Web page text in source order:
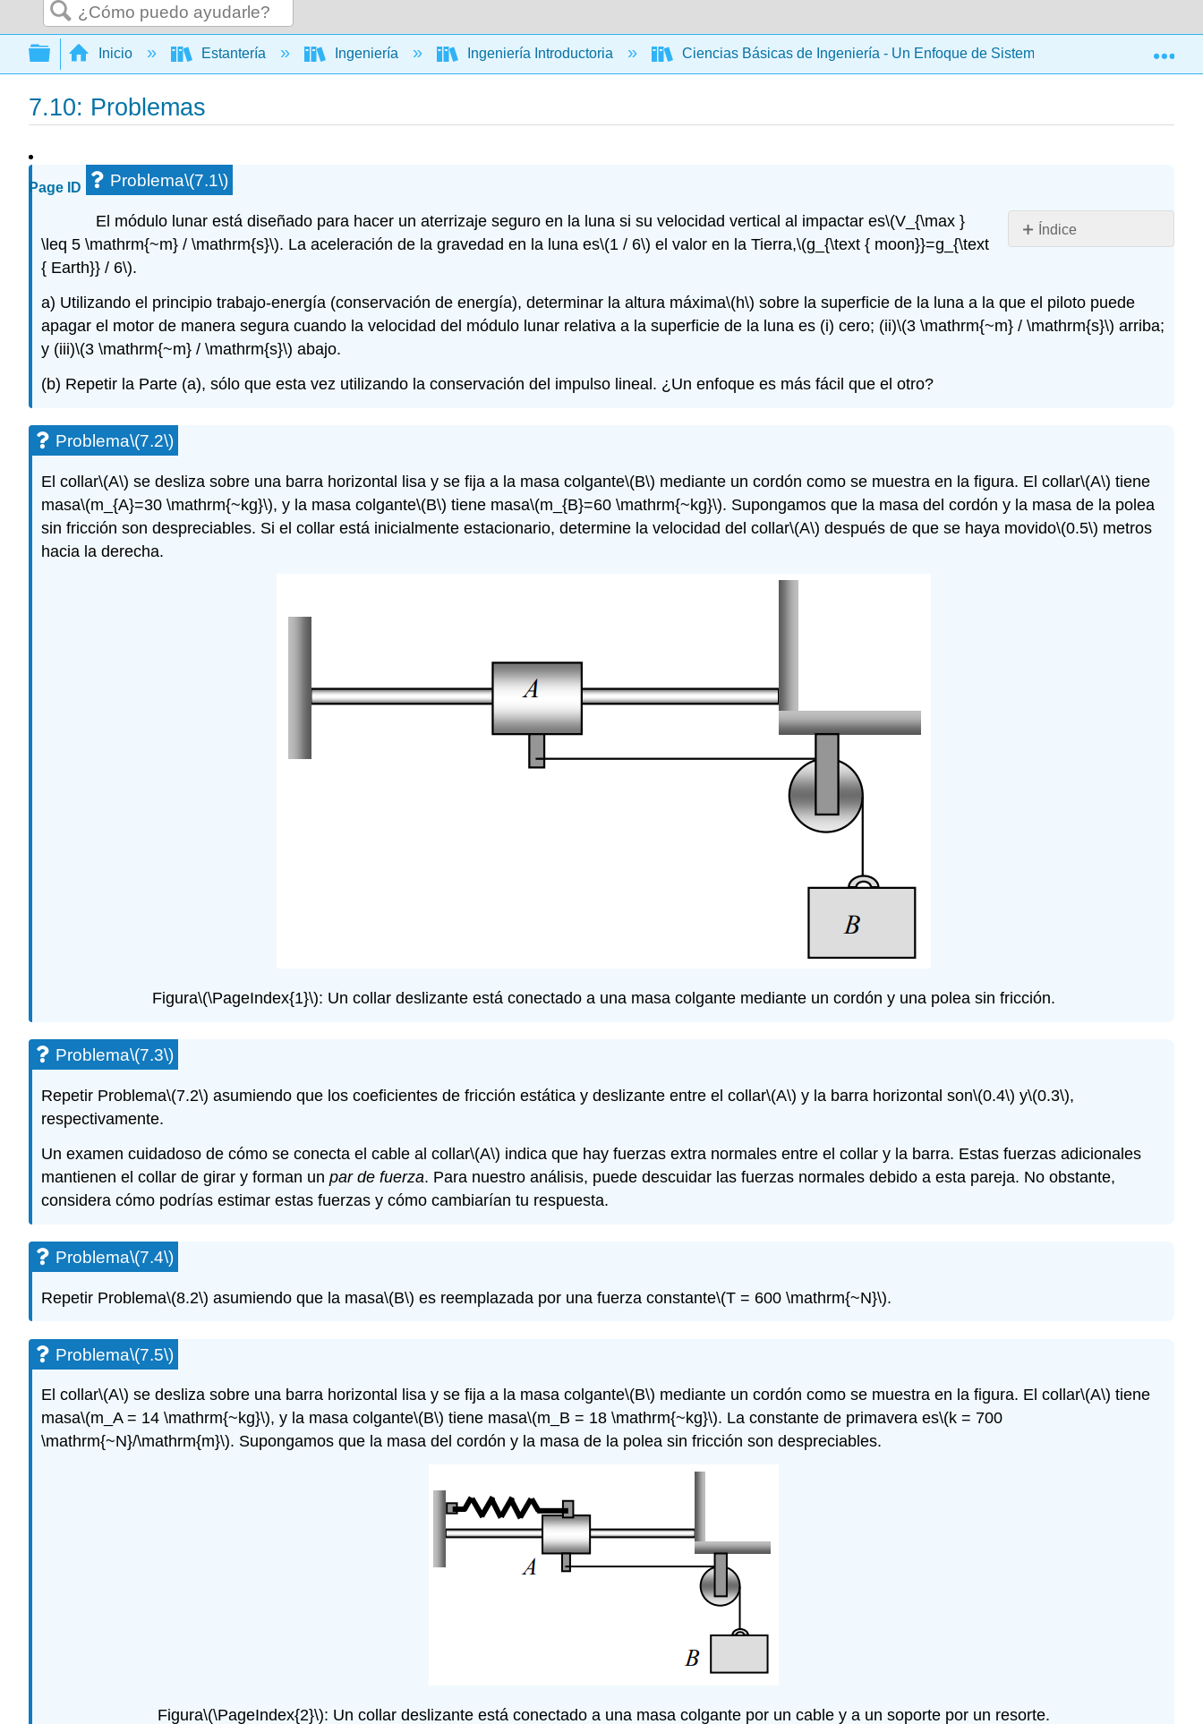
Buscar
Expandir/contraer jerarquía global
Inicio Estantería Ingeniería Ingeniería Introductoria Ciencias Básicas de Ingeniería - Un Enfoque de Sistemas, Contabilidad y
7.10: Problemas
Page ID
Índice
Problema\
(7.2\)
(7.6\)
Problema\
(7.7\)
(7.18\)
(7.20\)
Problema\
(7.22\)
(7.27\)
Problema\
Problema\(7.1\)
El módulo lunar está diseñado para hacer un aterrizaje seguro en la luna si su velocidad vertical al impactar es\(V_{\max }
\leq 5 \mathrm{~m} / \mathrm{s}\). La aceleración de la gravedad en la luna es\(1 / 6\) el valor en la Tierra,\(g_{\text { moon}}=g_{\text
{ Earth}} / 6\).
a) Utilizando el principio trabajo-energía (conservación de energía), determinar la altura máxima\(h\) sobre la superficie de la luna a la que el piloto puede
apagar el motor de manera segura cuando la velocidad del módulo lunar relativa a la superficie de la luna es (i) cero; (ii)\(3 \mathrm{~m} / \mathrm{s}\) arriba;
y (iii)\(3 \mathrm{~m} / \mathrm{s}\) abajo.
(b) Repetir la Parte (a), sólo que esta vez utilizando la conservación del impulso lineal. ¿Un enfoque es más fácil que el otro?
Problema\(7.2\)
El collar\(A\) se desliza sobre una barra horizontal lisa y se fija a la masa colgante\(B\) mediante un cordón como se muestra en la figura. El collar\(A\) tiene
masa\(m_{A}=30 \mathrm{~kg}\), y la masa colgante\(B\) tiene masa\(m_{B}=60 \mathrm{~kg}\). Supongamos que la masa del cordón y la masa de la polea
sin fricción son despreciables. Si el collar está inicialmente estacionario, determine la velocidad del collar\(A\) después de que se haya movido\(0.5\) metros
hacia la derecha.
Figura\(\PageIndex{1}\): Un collar deslizante está conectado a una masa colgante mediante un cordón y una polea sin fricción.
Problema\(7.3\)
Repetir Problema\(7.2\) asumiendo que los coeficientes de fricción estática y deslizante entre el collar\(A\) y la barra horizontal son\(0.4\) y\(0.3\),
respectivamente.
Un examen cuidadoso de cómo se conecta el cable al collar\(A\) indica que hay fuerzas extra normales entre el collar y la barra. Estas fuerzas adicionales
mantienen el collar de girar y forman un par de fuerza. Para nuestro análisis, puede descuidar las fuerzas normales debido a esta pareja. No obstante,
considera cómo podrías estimar estas fuerzas y cómo cambiarían tu respuesta.
Problema\(7.4\)
Repetir Problema\(8.2\) asumiendo que la masa\(B\) es reemplazada por una fuerza constante\(T = 600 \mathrm{~N}\).
Problema\(7.5\)
El collar\(A\) se desliza sobre una barra horizontal lisa y se fija a la masa colgante\(B\) mediante un cordón como se muestra en la figura. El collar\(A\) tiene
masa\(m_A = 14 \mathrm{~kg}\), y la masa colgante\(B\) tiene masa\(m_B = 18 \mathrm{~kg}\). La constante de primavera es\(k = 700
\mathrm{~N}/\mathrm{m}\). Supongamos que la masa del cordón y la masa de la polea sin fricción son despreciables.
Figura\(\PageIndex{2}\): Un collar deslizante está conectado a una masa colgante por un cable y a un soporte por un resorte.